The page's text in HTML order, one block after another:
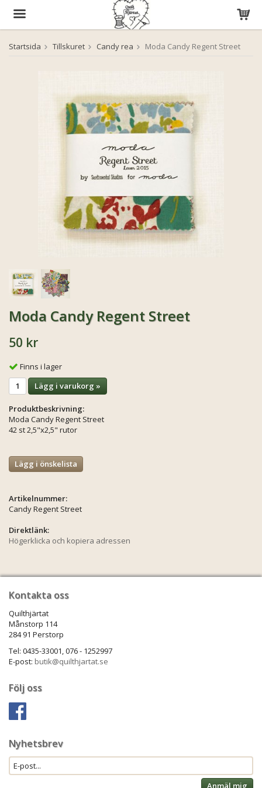
Produkten har blivit tillagd i varukorgen
Startsida Tillskuret Candy rea Moda Candy Regent Street
Moda Candy Regent Street
50 kr
Finns i lager
Lägg i varukorg »
Produktbeskrivning:
Moda Candy Regent Street
42 st 2,5"x2,5" rutor
Lägg i önskelista
Artikelnummer:
Candy Regent Street
Direktlänk:
Högerklicka och kopiera adressen
Kontakta oss
Quilthjärtat
Månstorp 114
284 91 Perstorp
Tel: 0435-33001, 076 - 1252997
E-post: butik@quilthjartat.se
Följ oss
Nyhetsbrev
Anmäl mig